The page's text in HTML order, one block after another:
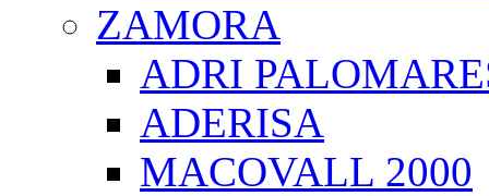
ZAMORA
ADRI
ADERISA
MACOVALL 2000